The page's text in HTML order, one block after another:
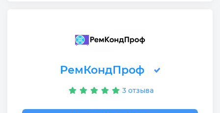
РемКондПроф
3 отзыва